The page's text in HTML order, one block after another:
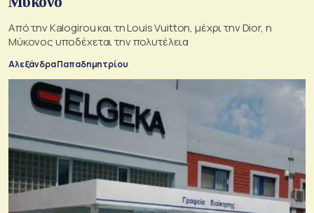
Από την Kalogirou και τη Louis Vuitton, μέχρι την Dior, η
Μύκονος υποδέχεται την πολυτέλεια
Αλεξάνδρα Παπαδημητρίου